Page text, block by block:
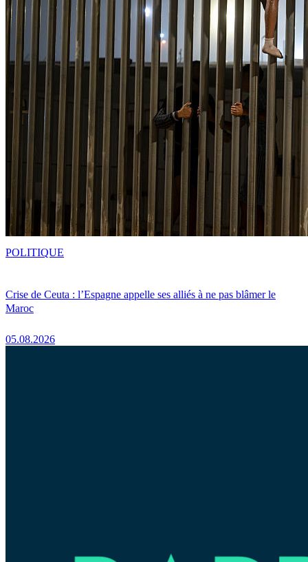
Crise de Ceuta : l’Espagne appelle ses alliés à ne pas blâmer le
Maroc
05.08.2026
POLITIQUE